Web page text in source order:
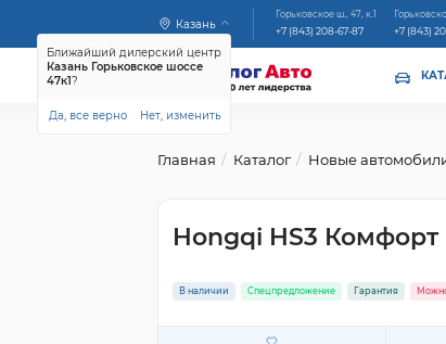
Казань
Ближайший дилерский центр
Казань Горьковское шоссе
47к1?
Да, все верно Нет, изменить
Горьковское ш., 47, к.1
+7 (843) 208-67-87 +7 (843)
Главная Каталог Новые
Hongqi HS3
В наличии Спецпредложение Гарантия